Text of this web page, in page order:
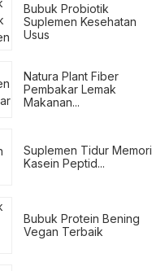
Bubuk Probiotik
Suplemen Kesehatan
Usus
Natura Plant Fiber
Pembakar Lemak
Makanan...
Suplemen Tidur Memori
Kasein Peptid...
Bubuk Protein Bening
Vegan Terbaik